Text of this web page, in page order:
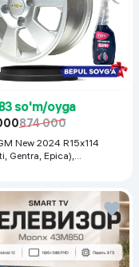
so'm/oyga
874 000
Gentra, Epica),